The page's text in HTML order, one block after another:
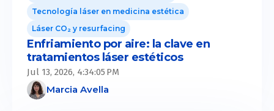
Tecnología láser en medicina estética
Láser CO₂ y resurfacing
Enfriamiento por aire: la clave en
tratamientos láser estéticos
Jul 13, 2026, 4:34:05 PM
Marcia Avella